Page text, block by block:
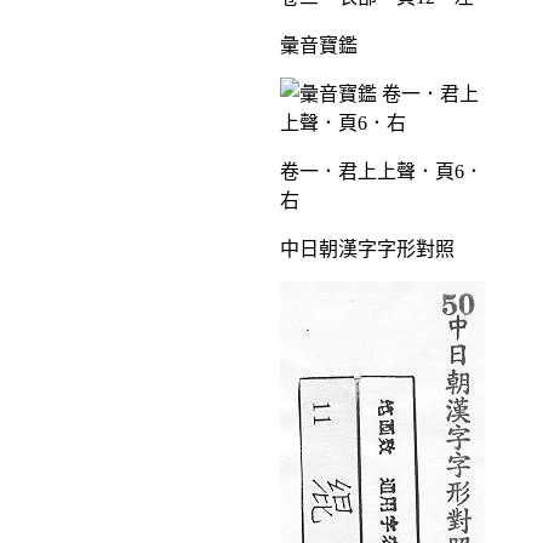
彙音寶鑑
卷一．君上上聲．頁6．
右
中日朝漢字字形對照